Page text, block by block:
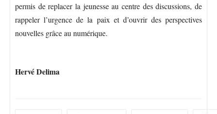
permis de replacer la jeunesse au centre des discussions, de
rappeler l’urgence de la paix et d’ouvrir des perspectives
nouvelles grâce au numérique.
Hervé Delima